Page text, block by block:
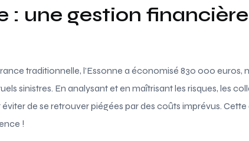
: une gestion financière
traditionnelle, l’Essonne a économisé 830 000
sinistres. En analysant et en maîtrisant les risques, les
de se retrouver piégées par des coûts imprévus. Cette
!